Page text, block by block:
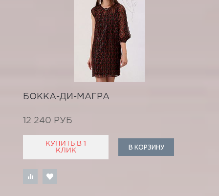
БОККА-ДИ-МАГРА
12 240 РУБ
КУПИТЬ В 1
КЛИК
В КОРЗИНУ